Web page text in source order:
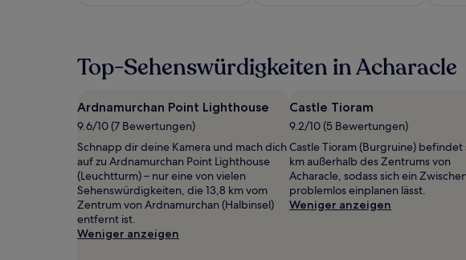
1 Übernachtung
von
gefunden
wurde.
und
Verfügbarkeiten
können
sich
ändern.
Es
können
Top-Sehenswürdigkeiten in Acharacle
Ardnamurchan Point Lighthouse
9.6/10 (7 Bewertungen)
Schnapp dir deine Kamera und mach dich
auf zu Ardnamurchan Point Lighthouse
(Leuchtturm) – nur eine von vielen
Sehenswürdigkeiten, die 13,8 km vom
Zentrum von Ardnamurchan (Halbinsel)
entfernt ist.
Weniger anzeigen
Castle Tioram
9.2/10 (5 Bewertungen)
Castle Tioram (Burgruine) befindet
km außerhalb des Zentrums von
Acharacle, sodass sich ein
problemlos einplanen lässt.
Weniger anzeigen